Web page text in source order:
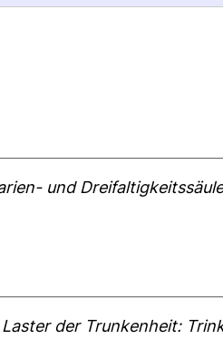
und
der Trunkenheit: